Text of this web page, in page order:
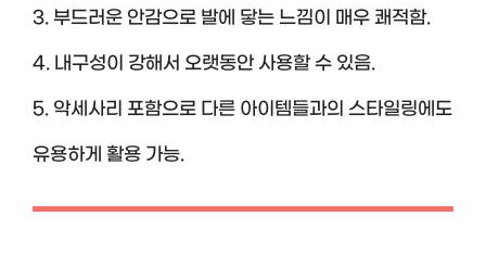
3. 부드러운 안감으로 발에 닿는 느낌이 매우 쾌적함.
4. 내구성이 강해서 오랫동안 사용할 수 있음.
5. 악세사리 포함으로 다른 아이템들과의 스타일링에도
유용하게 활용 가능.